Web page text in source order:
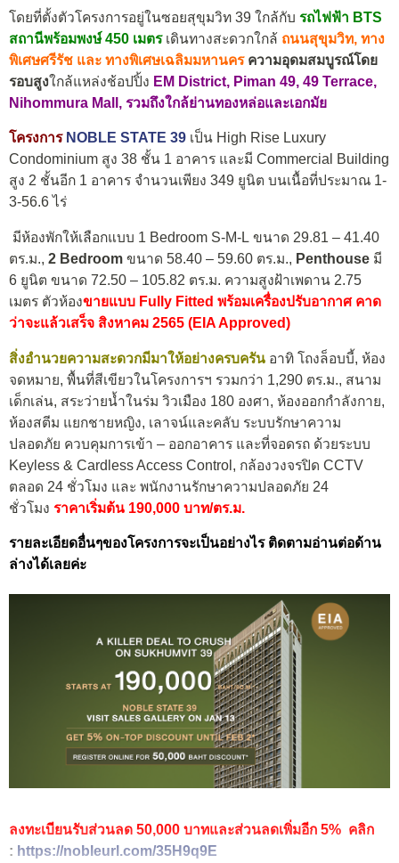
โดยที่ตั้งตัวโครงการอยู่ในซอยสุขุมวิท 39 ใกล้กับ รถไฟฟ้า BTS
สถานีพร้อมพงษ์ 450 เมตร เดินทางสะดวกใกล้ ถนนสุขุมวิท, ทาง
พิเศษศรีรัช และ ทางพิเศษเฉลิมมหานครความอุดมสมบูรณ์โดย
รอบสูงใกล้แหล่งช้อปปิ้ง EM District, Piman 49, 49 Terrace,
Nihommura Mall, รวมถึงใกล้ย่านทองหล่อและเอกมัย
โครงการ NOBLE STATE 39 เป็น High Rise Luxury
Condominium สูง 38 ชั้น 1 อาคาร และมี Commercial Building
สูง 2 ชั้นอีก 1 อาคาร จำนวนเพียง 349 ยูนิต บนเนื้อที่ประมาณ 1-
3-56.6 ไร่
มีห้องพักให้เลือกแบบ 1 Bedroom S-M-L ขนาด 29.81 – 41.40
ตร.ม., 2 Bedroom ขนาด 58.40 – 59.60 ตร.ม., Penthouse มี
6 ยูนิต ขนาด 72.50 – 105.82 ตร.ม. ความสูงฝ้าเพดาน 2.75
เมตร ตัวห้องขายแบบ Fully Fitted พร้อมเครื่องปรับอากาศ คาด
ว่าจะแล้วเสร็จ สิงหาคม 2565 (EIA Approved)
สิ่งอำนวยความสะดวกมีมาให้อย่างครบครัน อาทิ โถงล็อบบี้, ห้อง
จดหมาย, พื้นที่สีเขียวในโครงการฯ รวมกว่า 1,290 ตร.ม., สนาม
เด็กเล่น, สระว่ายน้ำในร่ม วิวเมือง 180 องศา, ห้องออกกำลังกาย,
ห้องสตีม แยกชายหญิง, เลาจน์และคลับ ระบบรักษาความ
ปลอดภัย ควบคุมการเข้า – ออกอาคาร และที่จอดรถ ด้วยระบบ
Keyless & Cardless Access Control, กล้องวงจรปิด CCTV
ตลอด 24 ชั่วโมง และ พนักงานรักษาความปลอดภัย 24
ชั่วโมง ราคาเริ่มต้น 190,000 บาท/ตร.ม.
รายละเอียดอื่นๆของโครงการจะเป็นอย่างไร ติดตามอ่านต่อด้าน
ล่างได้เลยค่ะ
ลงทะเบียนรับส่วนลด 50,000 บาทและส่วนลดเพิ่มอีก 5% คลิก
: https://nobleurl.com/35H9q9E